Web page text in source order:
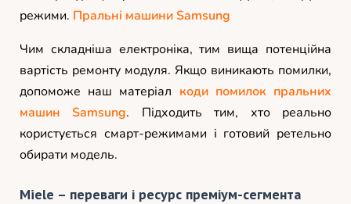
режими. Пральні машини Samsung
Чим складніша електроніка, тим вища потенційна
вартість ремонту модуля. Якщо виникають помилки,
допоможе наш матеріал коди помилок пральних
машин Samsung. Підходить тим, хто реально
користується смарт-режимами і готовий ретельно
обирати модель.
Miele – переваги і ресурс преміум-сегмента